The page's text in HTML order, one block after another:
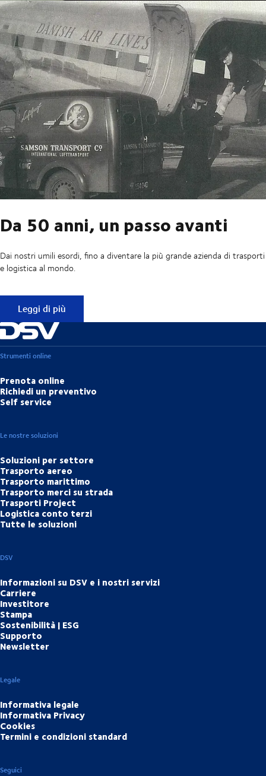
Da 50 anni, un passo avanti
Dai nostri umili esordi, fino a diventare la più grande azienda di trasporti
e logistica al mondo.
Da 50 anni, un passo avanti
Leggi di più
Strumenti online
Prenota online
Richiedi un preventivo
Self service
Le nostre soluzioni
Soluzioni per settore
Trasporto aereo
Trasporto marittimo
Trasporto merci su strada
Trasporti Project
Logistica conto terzi
Tutte le soluzioni
DSV
Informazioni su DSV e i nostri servizi
Carriere
Investitore
Stampa
Sostenibilità | ESG
Supporto
Newsletter
Legale
Informativa legale
Informativa Privacy
Cookies
Termini e condizioni standard
Seguici